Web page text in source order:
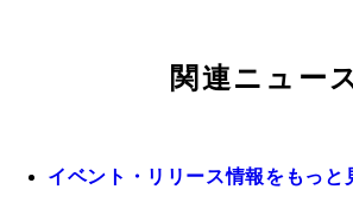
関連ニュー
イベント・リリース情報をもっと